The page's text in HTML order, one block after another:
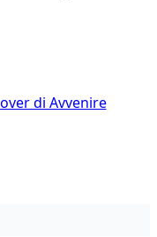
di Avvenire